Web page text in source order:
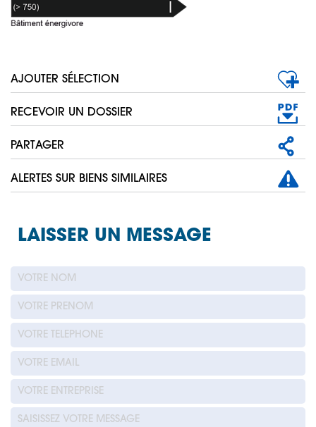
AJOUTER SÉLECTION
RECEVOIR UN DOSSIER
PARTAGER
ALERTES SUR BIENS SIMILAIRES
LAISSER UN MESSAGE